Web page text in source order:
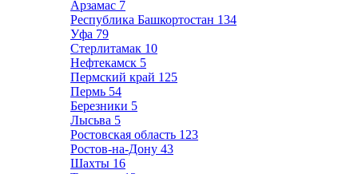
Арзамас 7
Республика Башкортостан 134
Уфа 79
Стерлитамак 10
Нефтекамск 5
Пермский край 125
Пермь 54
Березники 5
Лысьва 5
Ростовская область 123
Ростов-на-Дону 43
Шахты 16